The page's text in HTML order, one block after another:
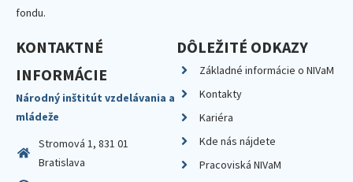
fondu.
KONTAKTNÉ
INFORMÁCIE
Národný inštitút vzdelávania a
mládeže
Stromová 1, 831 01
Bratislava
DÔLEŽITÉ ODKAZY
Základné informácie o NIVaM
Kontakty
Kariéra
Kde nás nájdete
Pracoviská NIVaM